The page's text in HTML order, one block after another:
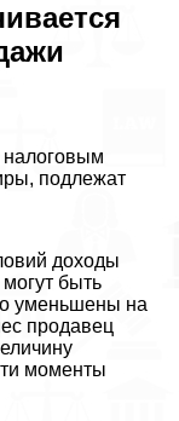
налоговым
подлежат
доходы
быть
уменьшены на
продавец
моменты